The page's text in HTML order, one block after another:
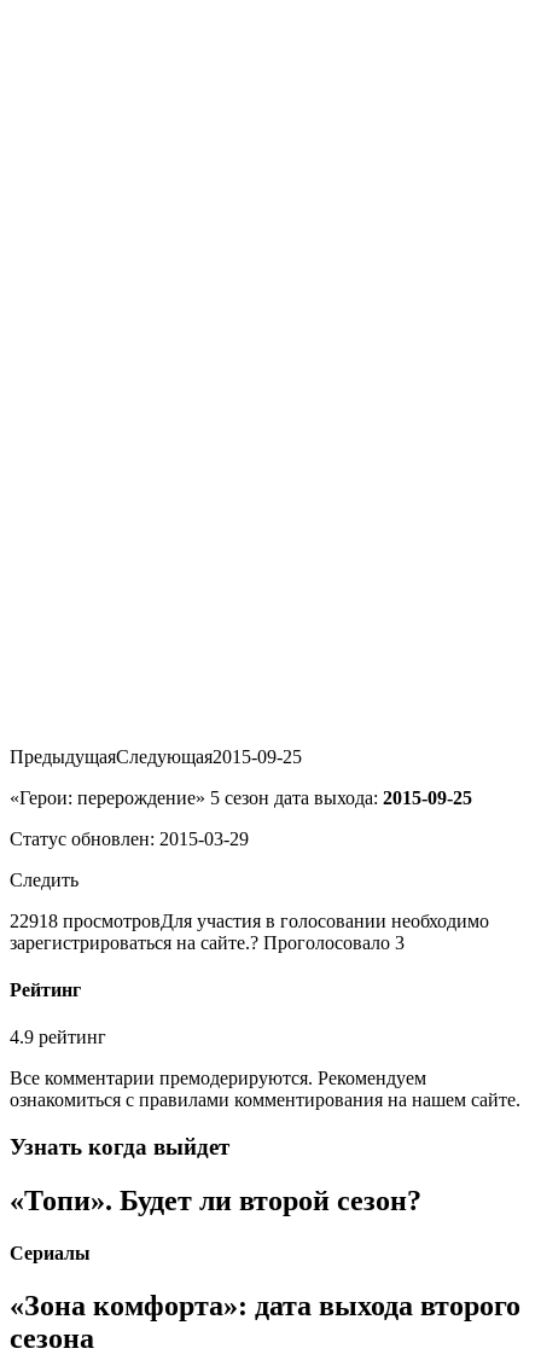
ПредыдущаяСледующая2015-09-25
«Герои: перерождение» 5 сезон дата выхода: 2015-09-25
Статус обновлен: 2015-03-29
Следить
22918 просмотровДля участия в голосовании необходимо
зарегистрироваться на сайте.? Проголосовало 3
Рейтинг
4.9 рейтинг
Все комментарии премодерируются. Рекомендуем
ознакомиться с правилами комментирования на нашем сайте.
Узнать когда выйдет
«Топи». Будет ли второй сезон?
Сериалы
«Зона комфорта»: дата выхода второго
сезона